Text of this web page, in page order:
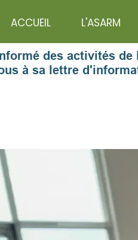
ACCUEIL L'ASARM
des activités de
à sa lettre